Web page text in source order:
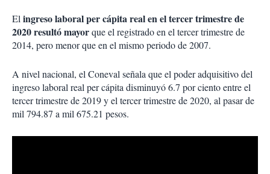
Elingreso laboral per cápita real en el tercer trimestre de
2020 resultó mayorque el registrado en el tercer trimestre de
2014, pero menor que en el mismo periodo de 2007.
A nivel nacional, el Coneval señala que el poder adquisitivo del
ingreso laboral real per cápita disminuyó 6.7 por ciento entre el
tercer trimestre de 2019 y el tercer trimestre de 2020, al pasar de
mil 794.87 a mil 675.21 pesos.